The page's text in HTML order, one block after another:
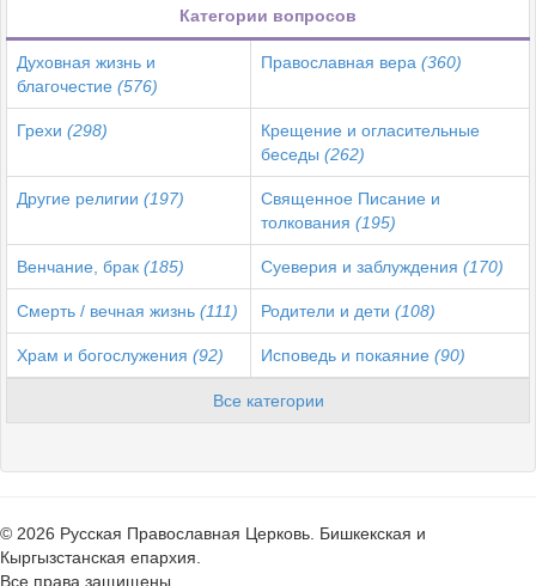
Категории вопросов
Духовная жизнь и
благочестие (576)
Православная вера (360)
Грехи (298)
Крещение и огласительные
беседы (262)
Другие религии (197)
Священное Писание и
толкования (195)
Венчание, брак (185) Суеверия и заблуждения (170)
Смерть / вечная жизнь (111) Родители и дети (108)
Храм и богослужения (92) Исповедь и покаяние (90)
Все категории
© 2026 Русская Православная Церковь. Бишкекская и
Кыргызстанская епархия.
Все права защищены.